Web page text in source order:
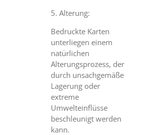
5. Alterung:
Bedruckte Karten
unterliegen einem
natürlichen
Alterungsprozess, der
durch unsachgemäße
Lagerung oder
extreme
Umwelteinflüsse
beschleunigt werden
kann.